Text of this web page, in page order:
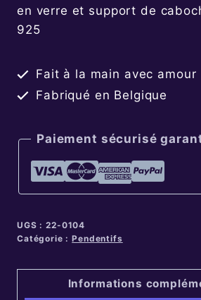
en verre et support de
925
Fait à la main avec amour
Fabriqué en Belgique
Paiement sécurisé
UGS :22-0104
Catégorie :Pendentifs
Informations